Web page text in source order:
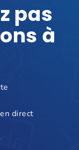
pas
à
direct